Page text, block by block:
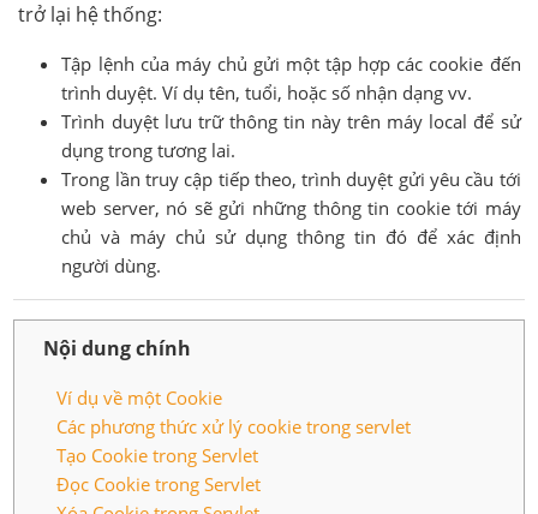
trở lại hệ thống:
Tập lệnh của máy chủ gửi một tập hợp các cookie đến
trình duyệt. Ví dụ tên, tuổi, hoặc số nhận dạng vv.
Trình duyệt lưu trữ thông tin này trên máy local để sử
dụng trong tương lai.
Trong lần truy cập tiếp theo, trình duyệt gửi yêu cầu tới
web server, nó sẽ gửi những thông tin cookie tới máy
chủ và máy chủ sử dụng thông tin đó để xác định
người dùng.
Nội dung chính
Ví dụ về một Cookie
Các phương thức xử lý cookie trong servlet
Tạo Cookie trong Servlet
Đọc Cookie trong Servlet